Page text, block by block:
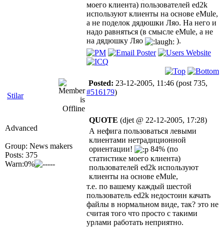
моего клиента) пользователей ed2k
используют клиенты на основе eMule,
а не поделок дядюшки Ляо. На него и
надо равняться (в смысле eMule, а не
на дядюшку Ляо
).
Stilar
Posted: 23-12-2005, 11:46 (post 735,
#516179)
Advanced
Group: News makers
Posts: 375
Warn:0%
QUOTE (djet @ 22-12-2005, 17:28)
А нефига пользоваться левыми
клиентами нетрадиционной
ориентации!
84% (по
статистике моего клиента)
пользователей ed2k используют
клиенты на основе eMule,
т.е. по вашему каждый шестой
пользователь ed2k недостоин качать
файлы в нормальном виде, так? это не
считая того что просто с такими
урлами работать неприятно.